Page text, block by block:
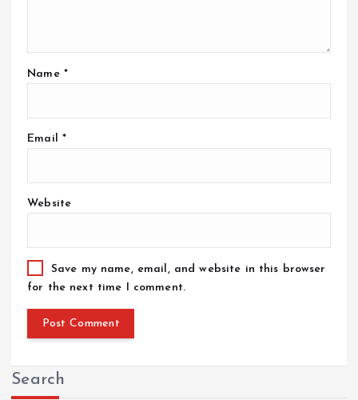
Name *
Email *
Website
Save my name, email, and website in this browser
for the next time I comment.
Search